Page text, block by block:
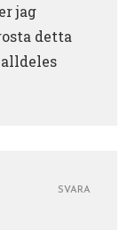
jag
detta
SVARA